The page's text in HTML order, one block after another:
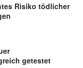
Risiko tödlicher
getestet